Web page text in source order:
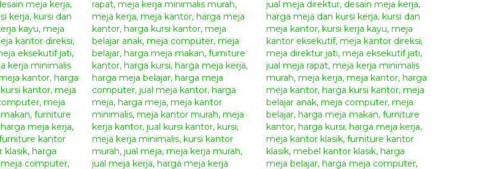
Meja Kerja Eksekutif Jati Minimalis Winston
Meja Kerja Eksekutif Jati Minimalis Winston